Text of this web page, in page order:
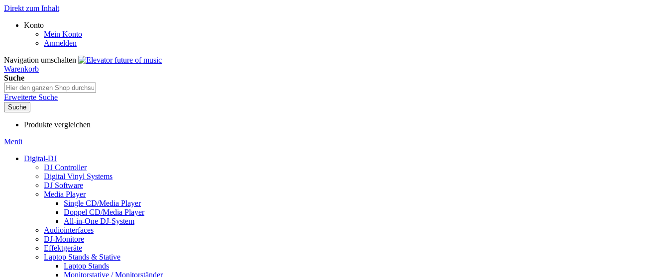
Direkt zum Inhalt
Konto
Mein Konto
Anmelden
Navigation umschalten
Warenkorb
Suche
Erweiterte Suche
Suche
Produkte vergleichen
Menü
Digital-DJ
DJ Controller
Digital Vinyl Systems
DJ Software
Media Player
Single CD/Media Player
Doppel CD/Media Player
All-in-One DJ-System
Audiointerfaces
DJ-Monitore
Effektgeräte
Laptop Stands & Stative
Laptop Stands
Monitorstative / Monitorständer